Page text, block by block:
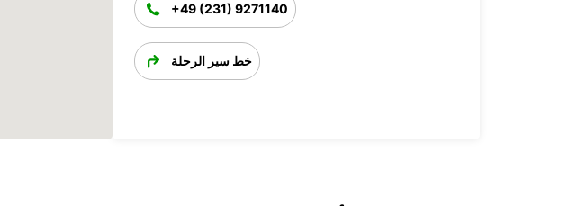
+49 (231) 9271140
خط سير الرحلة